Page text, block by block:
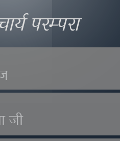
परम्परा
जी